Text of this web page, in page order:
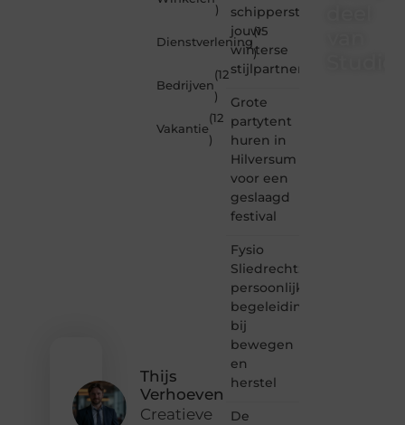
Thijs
Verhoeven
Creatieve
)
Dienstverlening
(15
)
Bedrijven
(12
)
Vakantie
(12
)
schipperstrui
jouw
winterse
stijlpartner
Grote
partytent
huren in
Hilversum
voor een
geslaagd
festival
Fysio
Sliedrecht:
persoonlijke
begeleiding
bij
bewegen
en
herstel
De